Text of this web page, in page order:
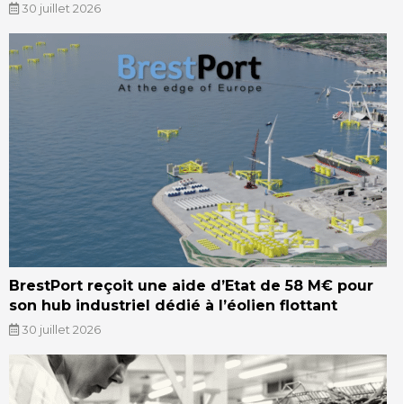
30 juillet 2026
BrestPort reçoit une aide d’Etat de 58 M€ pour
son hub industriel dédié à l’éolien flottant
30 juillet 2026